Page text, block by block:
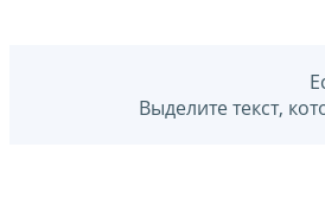
Выделите текст,